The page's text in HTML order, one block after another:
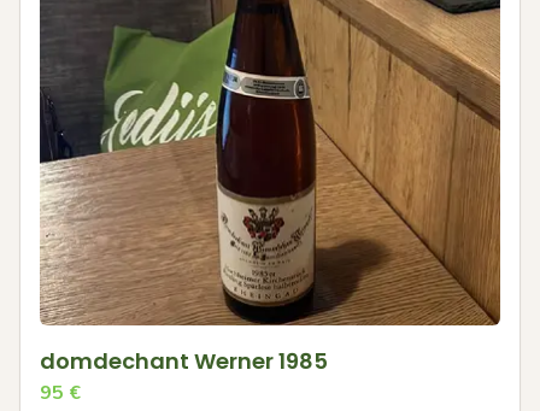
domdechant Werner 1985
95 €